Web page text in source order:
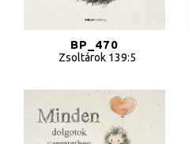
BP_470
Zsoltárok 139:5